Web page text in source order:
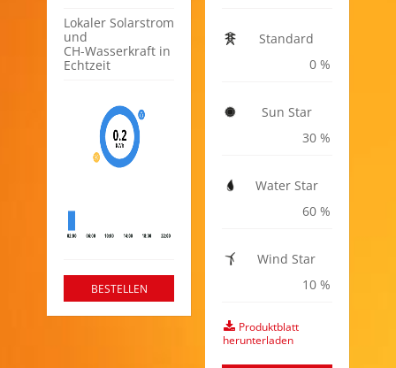
Lokaler Solarstrom
und
CH-Wasserkraft in
Echtzeit
BESTELLEN
Standard
0
Sun Star
30
Water Star
60
Wind Star
10
Produktblatt
herunterladen